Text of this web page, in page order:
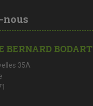
nous
BERNARD BODART
35A